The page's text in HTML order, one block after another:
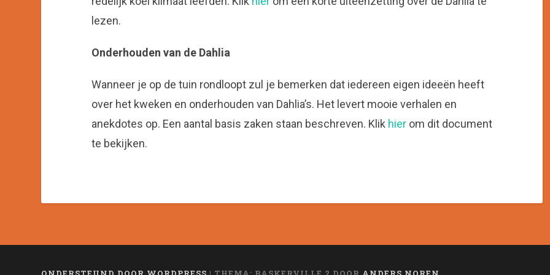
lezen.
Onderhouden van de Dahlia
Wanneer je op de tuin rondloopt zul je bemerken dat iedereen eigen ideeën heeft
over het kweken en onderhouden van Dahlia’s. Het levert mooie verhalen en
anekdotes op. Een aantal basis zaken staan beschreven. Klik hierom dit document
te bekijken.
ONDERSTEUND DOOR WORDPRESS | THEMA: BASKERVILLE 2 DOOR ANDERS NOREN